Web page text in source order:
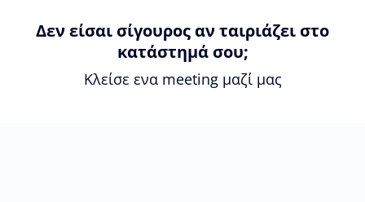
Δεν είσαι σίγουρος αν ταιριάζει στο
κατάστημά σου;
Κλείσε ενα meeting μαζί μας